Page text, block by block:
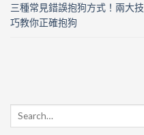
三種常見錯誤抱狗方式！兩大技
巧教你正確抱狗